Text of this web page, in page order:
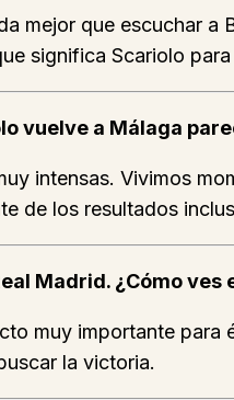
mejor que escuchar
significa Scariolo
vuelve a Málaga
intensas. Vivimos
de los resultados
Madrid. ¿Cómo ves
muy importante
la victoria.